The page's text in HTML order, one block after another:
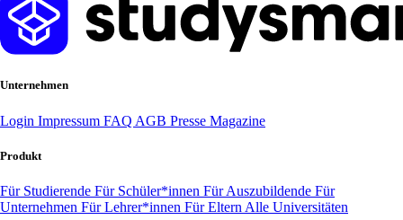
Unternehmen
Login Impressum FAQ AGB Presse Magazine
Produkt
Für Studierende Für Schüler*innen Für Auszubildende Für
Unternehmen Für Lehrer*innen Für Eltern Alle Universitäten